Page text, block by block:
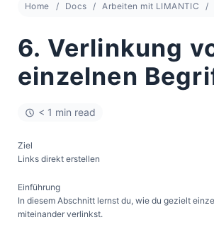
Home Docs Arbeiten mit LIMANTIC
6. Verlinkung
einzelnen
< 1 min read
Ziel
Links direkt erstellen
Einführung
In diesem Abschnitt lernst du, wie du gezielt
miteinander verlinkst.